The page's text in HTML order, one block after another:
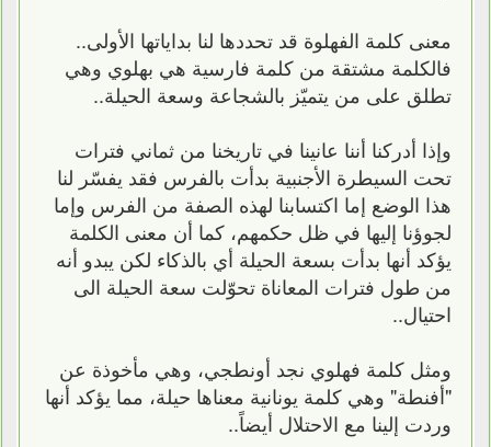
معنى كلمة الفهلوة قد تحددها لنا بداياتها الأولى..
فالكلمة مشتقة من كلمة فارسية هي بهلوي وهي
تطلق على من يتميّز بالشجاعة وسعة الحيلة..
وإذا أدركنا أننا عانينا في تاريخنا من ثماني فترات
تحت السيطرة الأجنبية بدأت بالفرس فقد يفسّر لنا
هذا الوضع إما اكتسابنا لهذه الصفة من الفرس وإما
لجوؤنا إليها في ظل حكمهم، كما أن معنى الكلمة
يؤكد أنها بدأت بسعة الحيلة أي بالذكاء لكن يبدو أنه
من طول فترات المعاناة تحوّلت سعة الحيلة الى
احتيال..
ومثل كلمة فهلوي نجد أونطجي، وهي مأخوذة عن
"أفنطة" وهي كلمة يونانية معناها حيلة، مما يؤكد أنها
وردت إلينا مع الاحتلال أيضاً..